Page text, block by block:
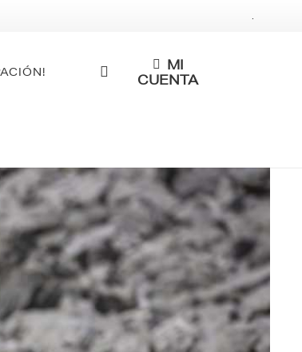
.
MI
CUENTA